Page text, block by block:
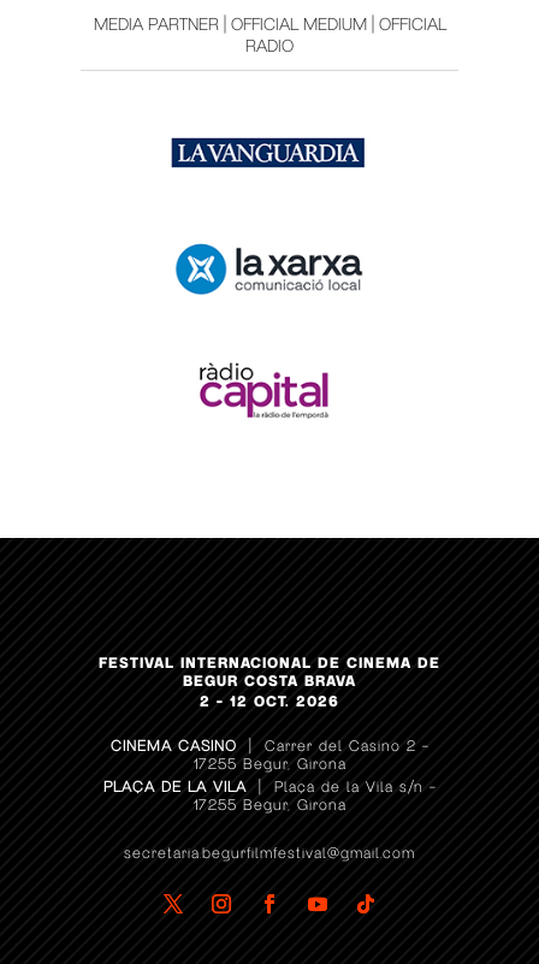
MEDIA PARTNER | OFFICIAL MEDIUM | OFFICIAL
RADIO
FESTIVAL INTERNACIONAL DE CINEMA DE
BEGUR COSTA BRAVA
2 – 12 OCT. 2026
CINEMA CASINO
| Carrer del Casino 2 –
17255 Begur, Girona
PLAÇA DE LA VILA| Plaça de la Vila s/n –
17255 Begur, Girona
secretaria.begurfilmfestival@gmail.com